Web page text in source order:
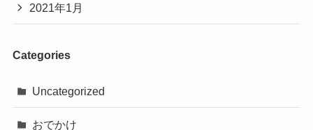
2021年1月
Categories
Uncategorized
おでかけ